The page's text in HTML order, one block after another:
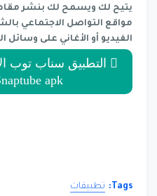
يتيح لك ويسمح لك بنشر
مواقع التواصل الاجتماعي
الفيديو أو الأغاني على وسائل
التطبيق سناب توب
apk
Tags: تطبيقات